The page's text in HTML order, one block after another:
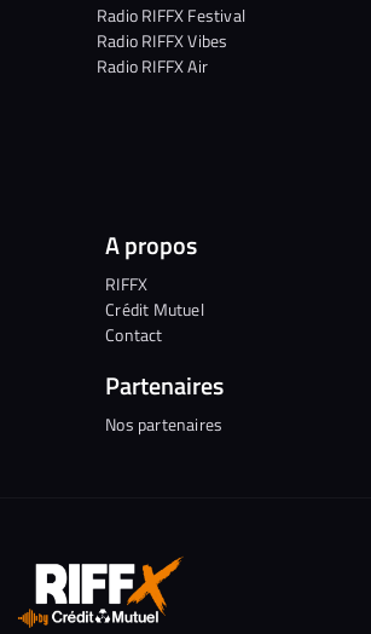
Radio RIFFX Festival
Radio RIFFX Vibes
Radio RIFFX Air
A propos
RIFFX
Crédit Mutuel
Contact
Partenaires
Nos partenaires